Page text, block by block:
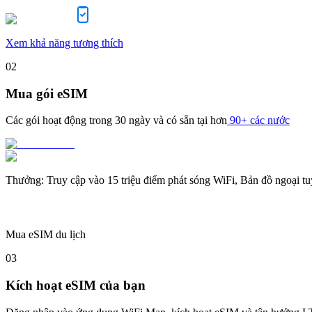
Xem khả năng tương thích
02
Mua gói eSIM
Các gói hoạt động trong 30 ngày và có sẵn tại hơn 90+ các nước
Thưởng: Truy cập vào 15 triệu điểm phát sóng WiFi, Bản đồ ngoại
Mua eSIM du lịch
03
Kích hoạt eSIM của bạn